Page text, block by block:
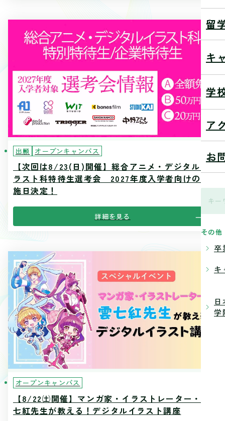
留
キ
学
ア
お
その他
卒
キ
学
出願 オープンキャンパス
【次回は8/23(日)開催】総合アニメ・デジタルイ
ラスト科特待生選考会 2027年度入学者向けの実
施日決定！
詳細を見る
オープンキャンパス
【8/22㈯開催】マンガ家・イラストレーター・雲
七紅先生が教える！デジタルイラスト講座